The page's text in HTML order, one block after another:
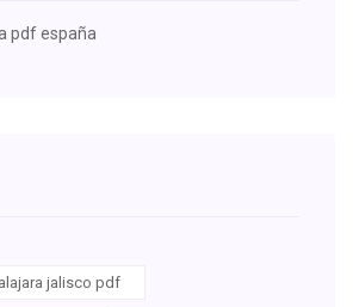
pdf españa
jalisco pdf